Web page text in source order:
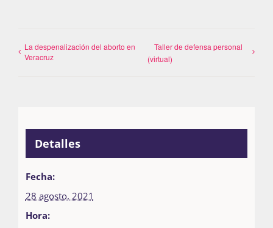
La despenalización del aborto en
Veracruz
Taller de defensa personal
(virtual)
Detalles
Fecha:
28 agosto, 2021
Hora: